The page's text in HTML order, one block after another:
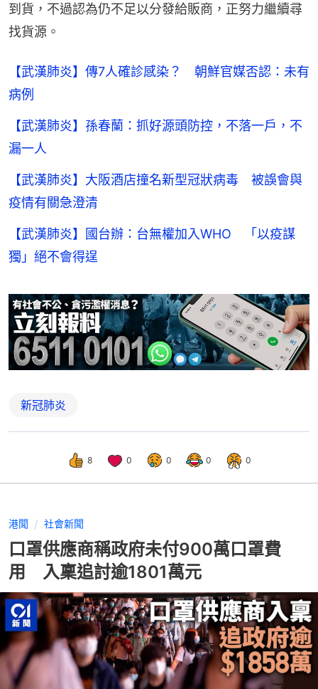
到貨，不過認為仍不足以分發給販商，正努力繼續尋
找貨源。
【武漢肺炎】傳7人確診感染？ 朝鮮官媒否認：未有
病例
【武漢肺炎】孫春蘭：抓好源頭防控，不落一戶，不
漏一人
【武漢肺炎】大阪酒店撞名新型冠狀病毒 被誤會與
疫情有關急澄清
【武漢肺炎】國台辦：台無權加入WHO 「以疫謀
獨」絕不會得逞
新冠肺炎
8 0 0 0 0
港聞 社會新聞
口罩供應商稱政府未付900萬口罩費
用 入稟追討逾1801萬元